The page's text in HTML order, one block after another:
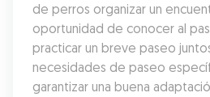
de perros organizar un
oportunidad de conocer al
practicar un breve paseo
necesidades de paseo
garantizar una buena